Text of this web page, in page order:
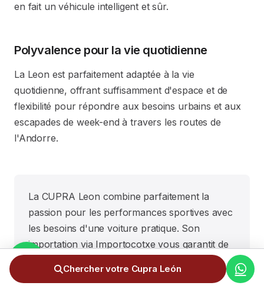
en fait un véhicule intelligent et sûr.
Polyvalence pour la vie quotidienne
La Leon est parfaitement adaptée à la vie
quotidienne, offrant suffisamment d'espace et de
flexibilité pour répondre aux besoins urbains et aux
escapades de week-end à travers les routes de
l'Andorre.
La CUPRA Leon combine parfaitement la
passion pour les performances sportives avec
les besoins d'une voiture pratique. Son
importation via Importocotxe vous garantit de
avec un processus d'importation sans tracas.
Chercher votre Cupra León